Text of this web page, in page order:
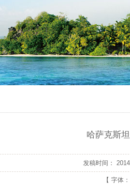
哈萨克斯
发稿时间：
【 字体：